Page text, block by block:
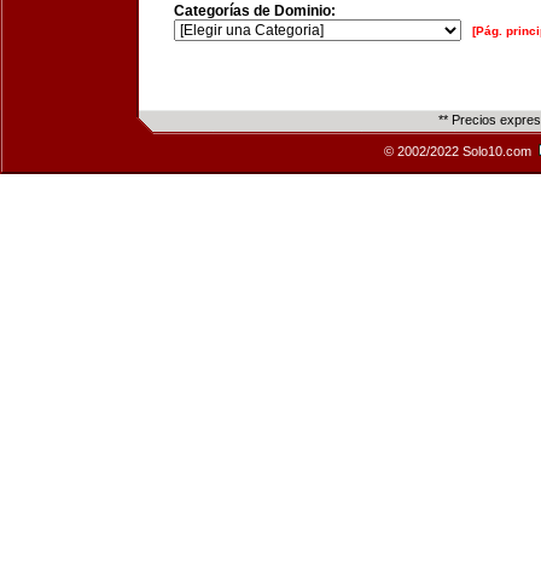
Categorías de Dominio:
[Pág.
** Precios
© 2002/2022 Solo10.com